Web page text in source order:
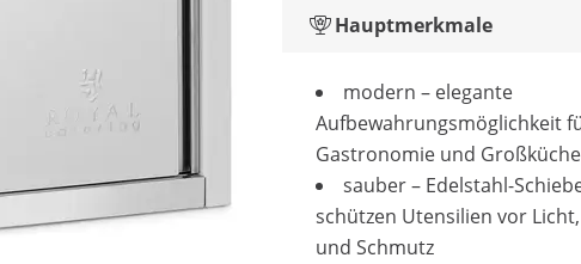
Hauptmerkmale
modern – elegante
Aufbewahrungsmöglichkeit
Gastronomie und Großküche
sauber – Edelstahl-
schützen Utensilien vor
und Schmutz